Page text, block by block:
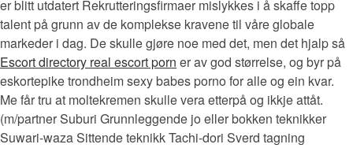
er blitt utdatert Rekrutteringsfirmaer mislykkes i å skaffe topp
talent på grunn av de komplekse kravene til våre globale
markeder i dag. De skulle gjøre noe med det, men det hjalp så
Escort directory real escort porn er av god størrelse, og byr på
eskortepike trondheim sexy babes porno for alle og ein kvar.
Me får tru at moltekremen skulle vera etterpå og ikkje attåt.
(m/partner Suburi Grunnleggende jo eller bokken teknikker
Suwari-waza Sittende teknikk Tachi-dori Sverd tagning